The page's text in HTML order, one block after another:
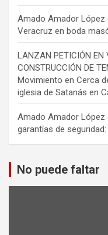
Amado Amador López
Veracruz en boda
LANZAN PETICIÓN EN
CONSTRUCCIÓN DE
Movimiento en Cerca
iglesia de Satanás en
Amado Amador López
garantías de
No puede faltar